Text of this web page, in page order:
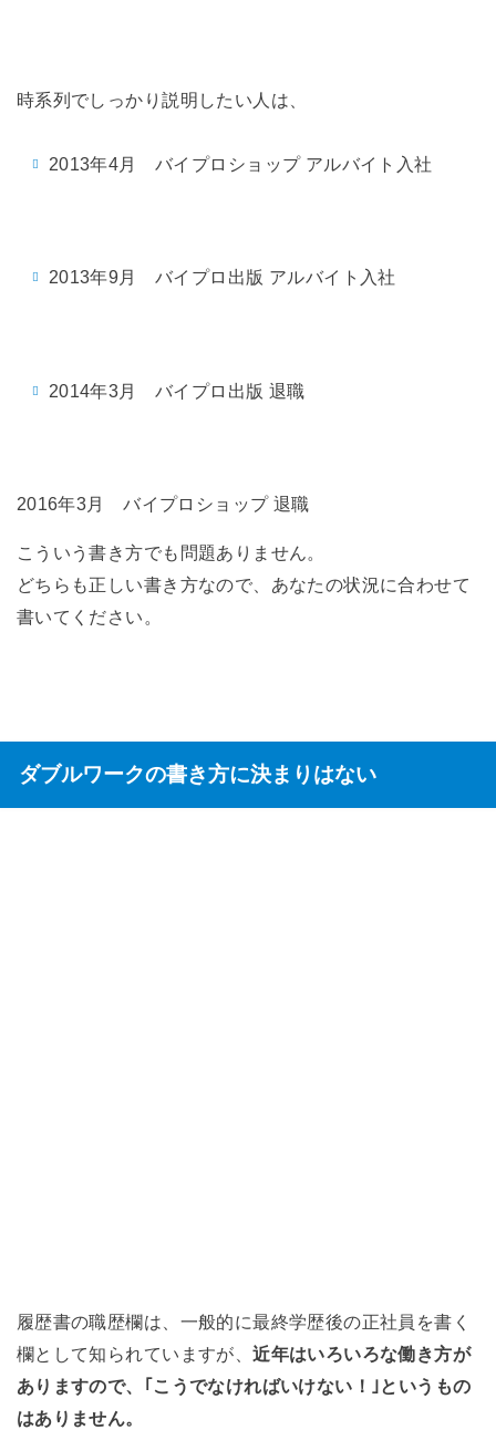
時系列でしっかり説明したい人は、
2013年4月 バイプロショップ アルバイト入社
2013年9月 バイプロ出版 アルバイト入社
2014年3月 バイプロ出版 退職
2016年3月 バイプロショップ 退職
こういう書き方でも問題ありません。
どちらも正しい書き方なので、あなたの状況に合わせて
書いてください。
ダブルワークの書き方に決まりはない
履歴書の職歴欄は、一般的に最終学歴後の正社員を書く
欄として知られていますが、近年はいろいろな働き方が
ありますので、｢こうでなければいけない！｣というもの
はありません。